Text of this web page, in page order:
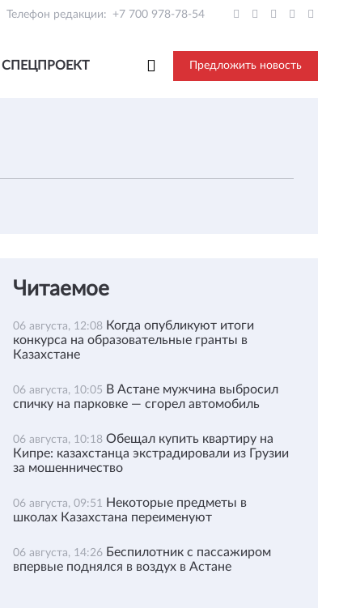
Телефон редакции: +7 700 978-78-54
СПЕЦПРОЕКТ Предложить новость
Читаемое
06 августа, 12:08 Когда опубликуют итоги
конкурса на образовательные гранты в
Казахстане
06 августа, 10:05 В Астане мужчина выбросил
спичку на парковке — сгорел автомобиль
06 августа, 10:18 Обещал купить квартиру на
Кипре: казахстанца экстрадировали из Грузии
за мошенничество
06 августа, 09:51 Некоторые предметы в
школах Казахстана переименуют
06 августа, 14:26 Беспилотник с пассажиром
впервые поднялся в воздух в Астане